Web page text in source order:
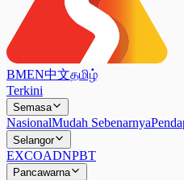
BMEN中文தமிழ்
Terkini
Semasa
NasionalMudah Sebenarnya
Selangor
EXCOADNPBT
Pancawarna